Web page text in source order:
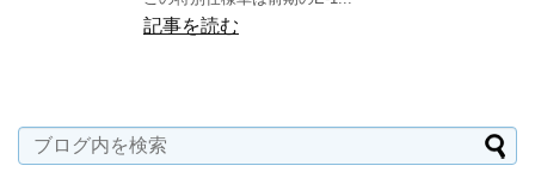
記事を読む